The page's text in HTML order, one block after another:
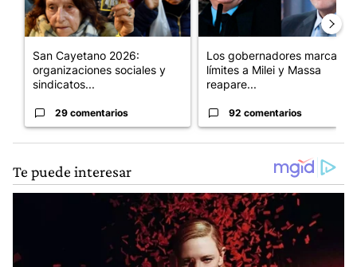
San Cayetano 2026:
organizaciones sociales y
sindicatos...
29 comentarios
Los gobernadores marcan
límites a Milei y Massa
reapare...
92 comentarios